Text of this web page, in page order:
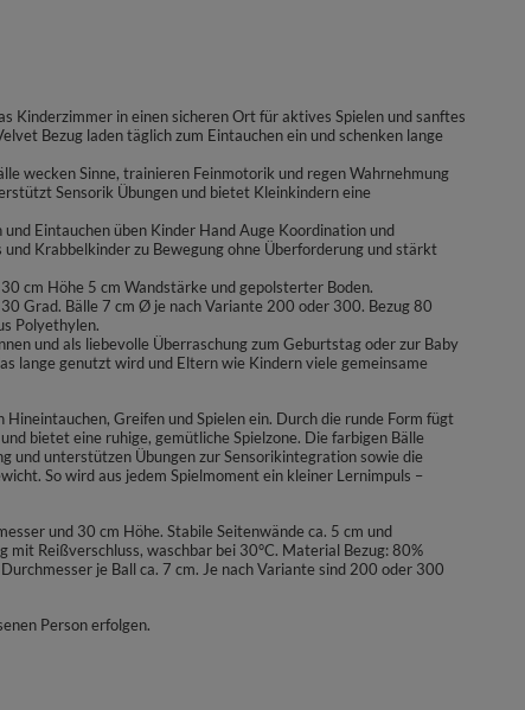
Kinderzimmer in einen sicheren Ort für aktives Spielen und sanftes
Bezug laden täglich zum Eintauchen ein und schenken lange
wecken Sinne, trainieren Feinmotorik und regen Wahrnehmung
Sensorik Übungen und bietet Kleinkindern eine
Eintauchen üben Kinder Hand Auge Koordination und
Krabbelkinder zu Bewegung ohne Überforderung und stärkt
cm Höhe 5 cm Wandstärke und gepolsterter Boden.
Grad. Bälle 7 cm Ø je nach Variante 200 oder 300. Bezug 80
Polyethylen.
und als liebevolle Überraschung zum Geburtstag oder zur Baby
lange genutzt wird und Eltern wie Kindern viele gemeinsame
Greifen und Spielen ein. Durch die runde Form fügt
bietet eine ruhige, gemütliche Spielzone. Die farbigen Bälle
und unterstützen Übungen zur Sensorikintegration sowie die
So wird aus jedem Spielmoment ein kleiner Lernimpuls –
und 30 cm Höhe. Stabile Seitenwände ca. 5 cm und
mit Reißverschluss, waschbar bei 30°C. Material Bezug: 80%
je Ball ca. 7 cm. Je nach Variante sind 200 oder 300
Person erfolgen.